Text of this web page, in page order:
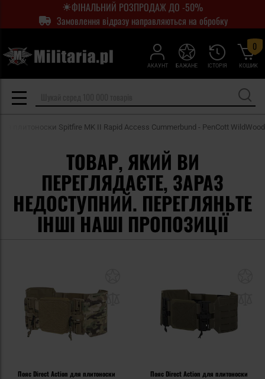
ФІНАЛЬНИЙ РОЗПРОДАЖ ДО -50%
Замовлення відразу направляються на обробку
АКАУНТ ІСТОРІЯ
БАЖАНЕ КОШИК
0
плитоноски Spitfire MK II Rapid Access Cummerbund - PenCott WildWood
ТОВАР, ЯКИЙ ВИ
ПЕРЕГЛЯДАЄТЕ, ЗАРАЗ
НЕДОСТУПНИЙ. ПЕРЕГЛЯНЬТЕ
ІНШІ НАШІ ПРОПОЗИЦІЇ
Пояс Direct Action для плитоноски
Пояс Direct Action для плитоноски